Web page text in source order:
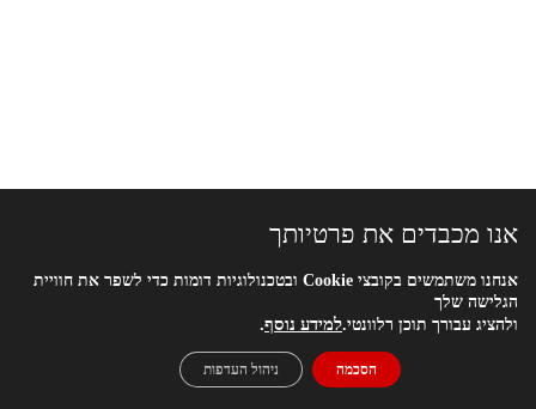
אנו מכבדים את פרטיותך
אנחנו משתמשים בקובצי Cookie ובטכנולוגיות דומות כדי לשפר את חוויית
הגלישה שלך
ולהציג עבורך תוכן רלוונטי.למידע נוסף.
הסכמה ניהול העדפות